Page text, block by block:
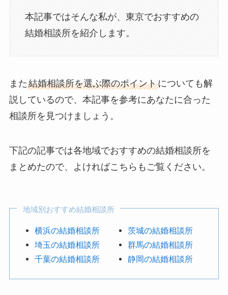
本記事ではそんな私が、東京でおすすめの
結婚相談所を紹介します。
また結婚相談所を選ぶ際のポイントについても解
説しているので、本記事を参考にあなたに合った
相談所を見つけましょう。
下記の記事では各地域でおすすめの結婚相談所を
まとめたので、よければこちらもご覧ください。
地域別おすすめ結婚相談所
横浜の結婚相談所
埼玉の結婚相談所
千葉の結婚相談所
茨城の結婚相談所
群馬の結婚相談所
静岡の結婚相談所